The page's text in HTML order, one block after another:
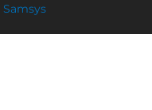
Samsys